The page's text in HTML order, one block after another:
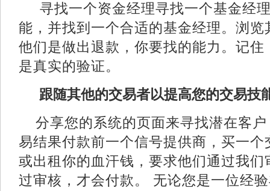
寻找一个资金经理寻找一个基金经
能，并找到一个合适的基金经理。浏
他们是做出退款，你要找的能力。记
是真实的验证。
跟随其他的交易者以提高您的交易技
分享您的系统的页面来寻找潜在客
易结果付款前一个信号提供商，买一
或出租你的血汗钱，要求他们通过我
过审核，才会付款。 无论您是一位经